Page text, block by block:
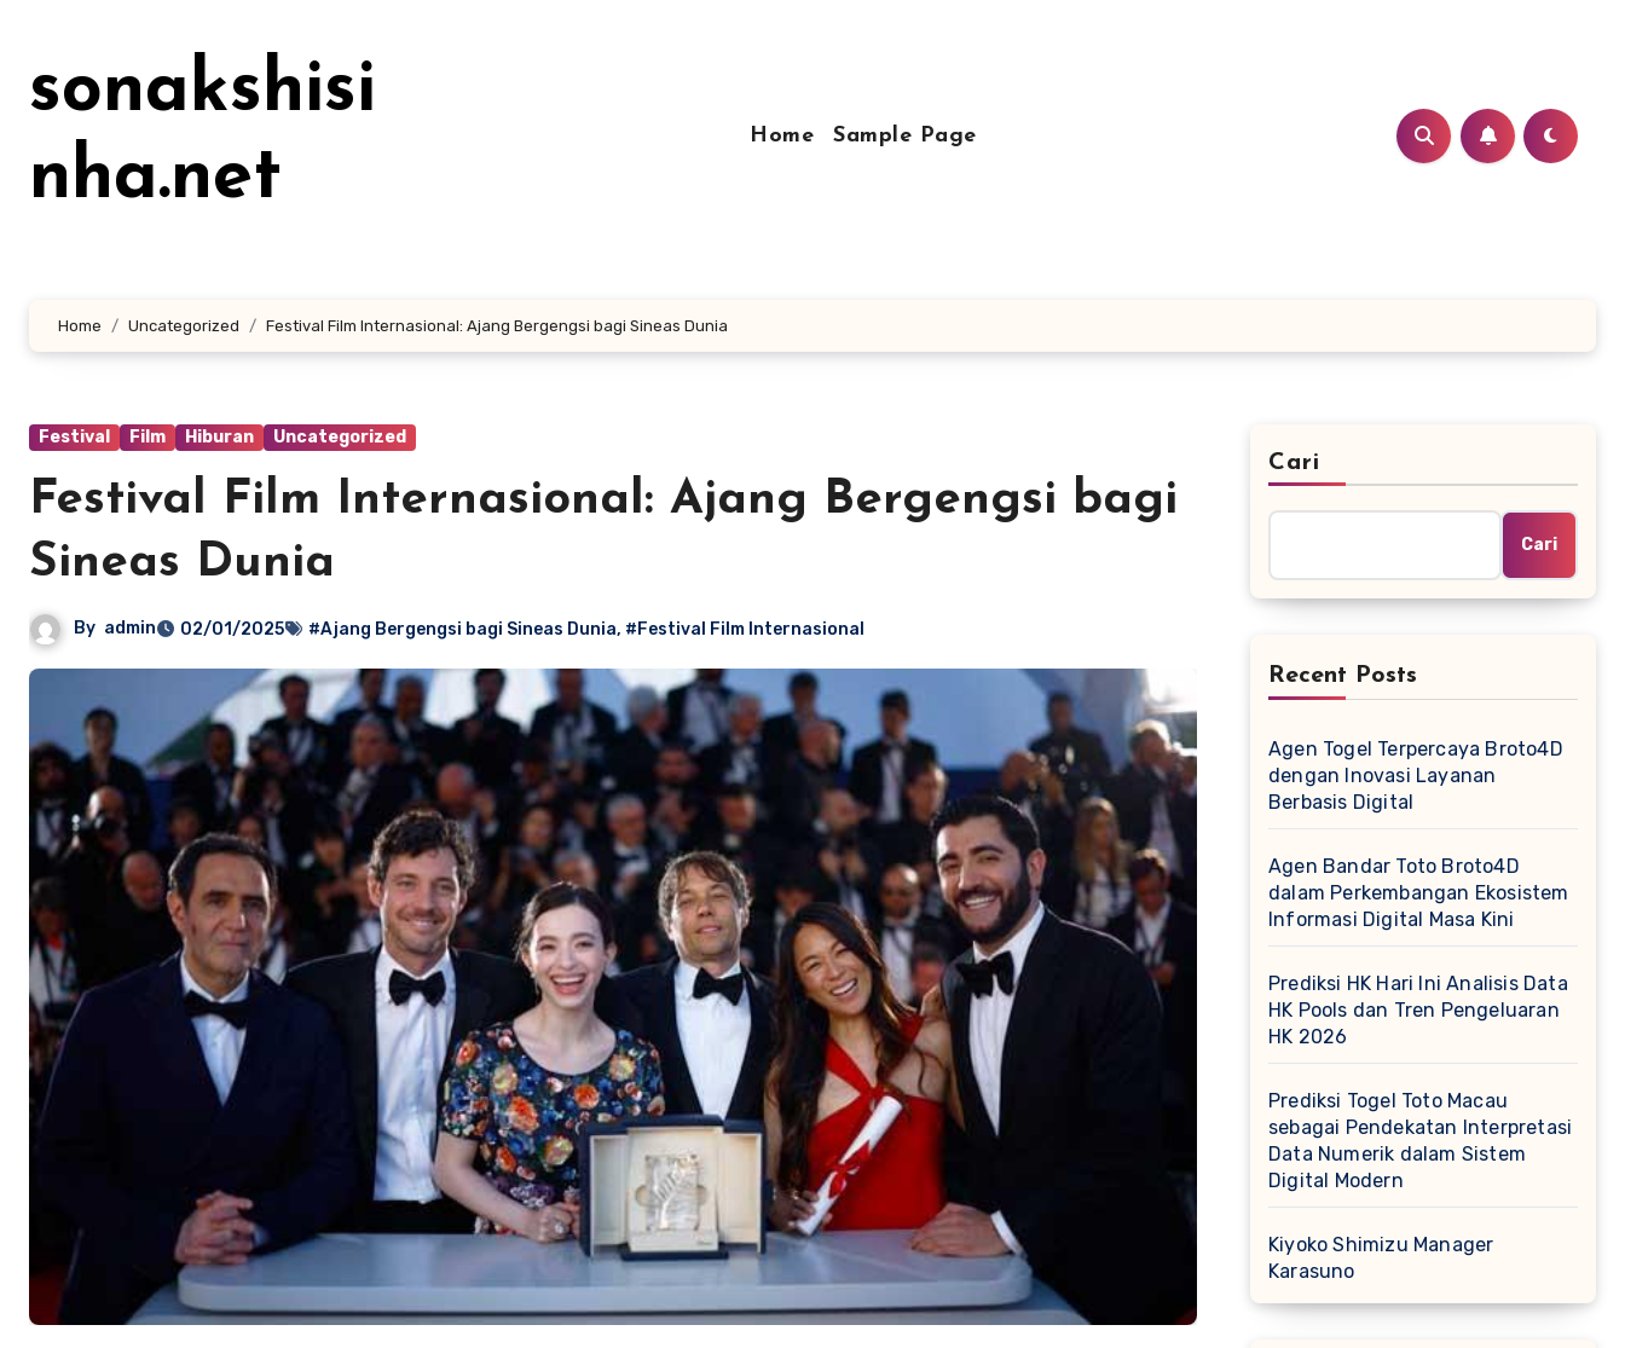
kontensonakshisi
nha.net
Home Sample Page
Home Uncategorized Festival Film Internasional: Ajang Bergengsi bagi Sineas Dunia
Festival Film Hiburan Uncategorized
Festival Film Internasional: Ajang Bergengsi bagi
Sineas Dunia
By admin 02/01/2025 #Ajang Bergengsi bagi Sineas Dunia, #Festival Film Internasional
Cari
Cari
Recent Posts
Agen Togel Terpercaya Broto4D
dengan Inovasi Layanan
Berbasis Digital
Agen Bandar Toto Broto4D
dalam Perkembangan Ekosistem
Informasi Digital Masa Kini
Prediksi HK Hari Ini Analisis Data
HK Pools dan Tren Pengeluaran
HK 2026
Prediksi Togel Toto Macau
sebagai Pendekatan Interpretasi
Data Numerik dalam Sistem
Digital Modern
Kiyoko Shimizu Manager
Karasuno